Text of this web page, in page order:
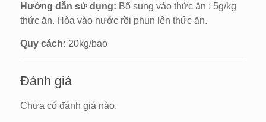
Hướng dẫn sử dụng: Bổ sung vào thức ăn : 5g/kg
thức ăn. Hòa vào nước rồi phun lên thức ăn.
Quy cách: 20kg/bao
Đánh giá
Chưa có đánh giá nào.